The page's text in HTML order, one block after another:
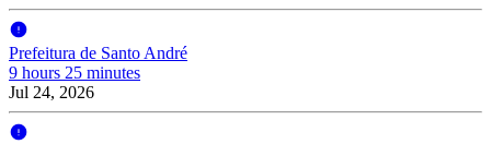
Prefeitura de Santo André
9 hours 25 minutes
Jul 24, 2026